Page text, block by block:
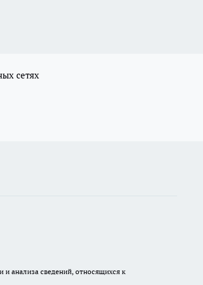
сетях
анализа сведений, относящихся к